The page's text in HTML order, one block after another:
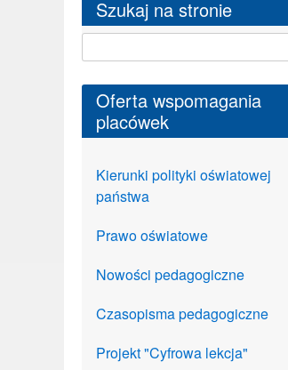
Szukaj na stronie
Oferta wspomagania
placówek
Kierunki polityki oświatowej
państwa
Prawo oświatowe
Nowości pedagogiczne
Czasopisma pedagogiczne
Projekt "Cyfrowa lekcja"